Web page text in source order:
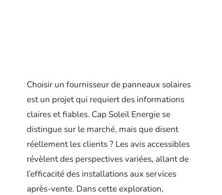
Choisir un fournisseur de panneaux solaires
est un projet qui requiert des informations
claires et fiables. Cap Soleil Energie se
distingue sur le marché, mais que disent
réellement les clients ? Les avis accessibles
révèlent des perspectives variées, allant de
l’efficacité des installations aux services
après-vente. Dans cette exploration,